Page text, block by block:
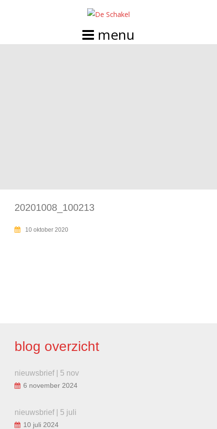
20201008_100213
10 oktober 2020
blog overzicht
nieuwsbrief | 5 nov
6 november 2024
nieuwsbrief | 5 juli
10 juli 2024